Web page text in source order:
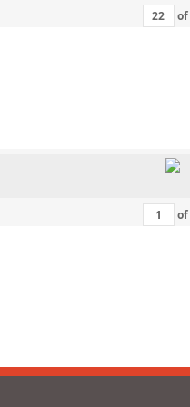
of
of